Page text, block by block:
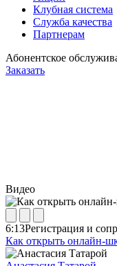
Клубная система
Служба качества
Партнерам
Абонентское
Заказать
Видео
6:13Регистрация и
Как открыть онлайн-